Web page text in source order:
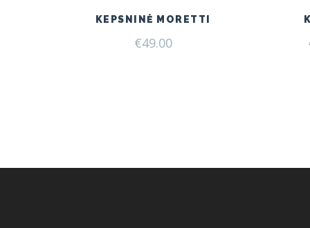
KEPSNINĖ MORETTI
€49.00